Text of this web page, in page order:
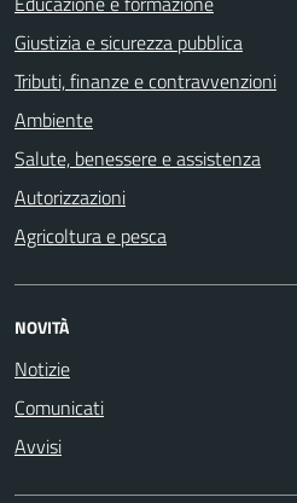
Giustizia e sicurezza pubblica
Tributi, finanze e contravvenzioni
Ambiente
Salute, benessere e assistenza
Autorizzazioni
Agricoltura e pesca
NOVITÀ
Notizie
Comunicati
Avvisi